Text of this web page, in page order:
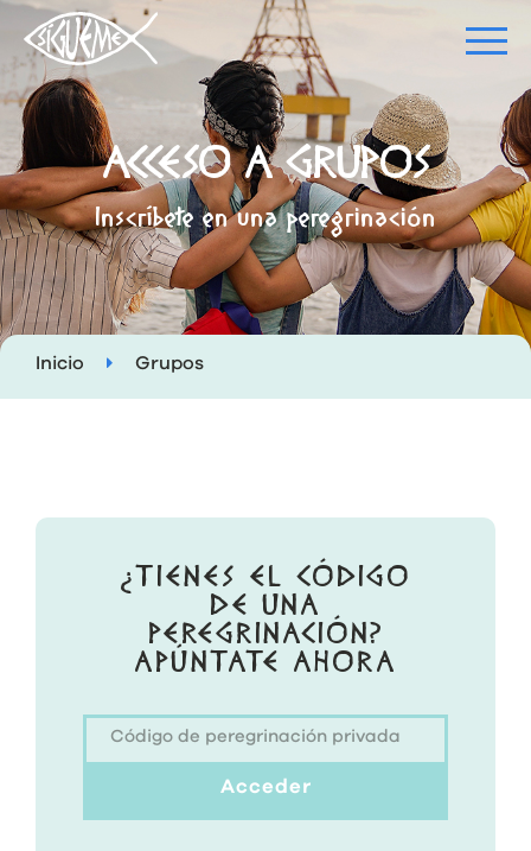
ACCESO A GRUPOS
Inscríbete en una peregrinación
Inicio Grupos
¿TIENES EL CÓDIGO
DE UNA
PEREGRINACIÓN?
APÚNTATE AHORA
Acceder